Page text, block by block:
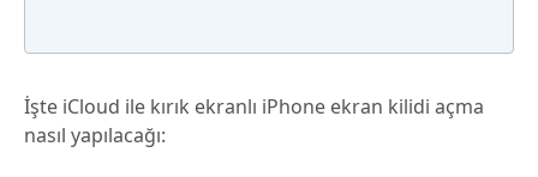
İşte iCloud ile kırık ekranlı iPhone ekran kilidi açma
nasıl yapılacağı: